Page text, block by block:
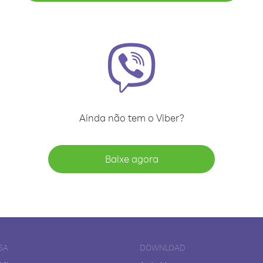
Ainda não tem o Viber?
Baixe agora
DOWNLOAD